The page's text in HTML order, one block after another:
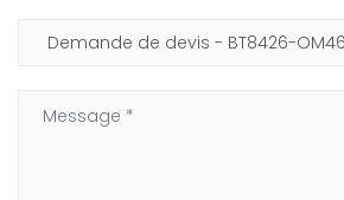
Objet:
Message